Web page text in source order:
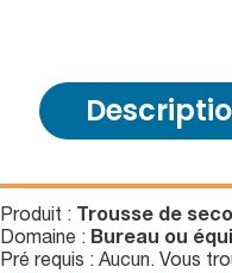
Produit : Trousse de
Domaine : Bureau ou
Pré requis : Aucun. Vous